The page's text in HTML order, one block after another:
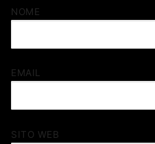
NOME
EMAIL
SITO WEB